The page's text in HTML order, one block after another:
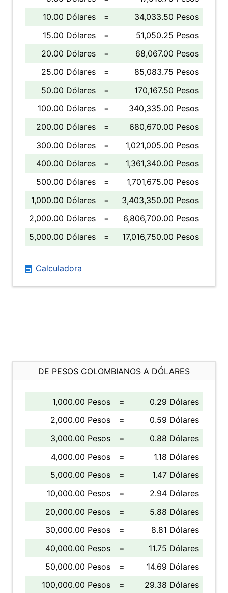
10.00 Dólares
=
34,033.50 Pesos
15.00 Dólares
=
51,050.25 Pesos
20.00 Dólares
=
68,067.00 Pesos
25.00 Dólares
=
85,083.75 Pesos
50.00 Dólares
=
170,167.50 Pesos
100.00 Dólares
=
340,335.00 Pesos
200.00 Dólares
=
680,670.00 Pesos
300.00 Dólares
=
1,021,005.00 Pesos
400.00 Dólares
=
1,361,340.00 Pesos
500.00 Dólares
=
1,701,675.00 Pesos
1,000.00 Dólares
=
3,403,350.00 Pesos
2,000.00 Dólares
=
6,806,700.00 Pesos
5,000.00 Dólares
= 17,016,750.00 Pesos
Calculadora
DE PESOS COLOMBIANOS A DÓLARES
1,000.00 Pesos =
0.29 Dólares
2,000.00 Pesos
=
0.59 Dólares
3,000.00 Pesos
=
0.88 Dólares
4,000.00 Pesos
=
1.18 Dólares
5,000.00 Pesos
=
1.47 Dólares
10,000.00 Pesos
=
2.94 Dólares
20,000.00 Pesos
=
5.88 Dólares
30,000.00 Pesos
=
8.81 Dólares
40,000.00 Pesos
=
11.75 Dólares
50,000.00 Pesos
=
14.69 Dólares
100,000.00 Pesos
= 29.38 Dólares